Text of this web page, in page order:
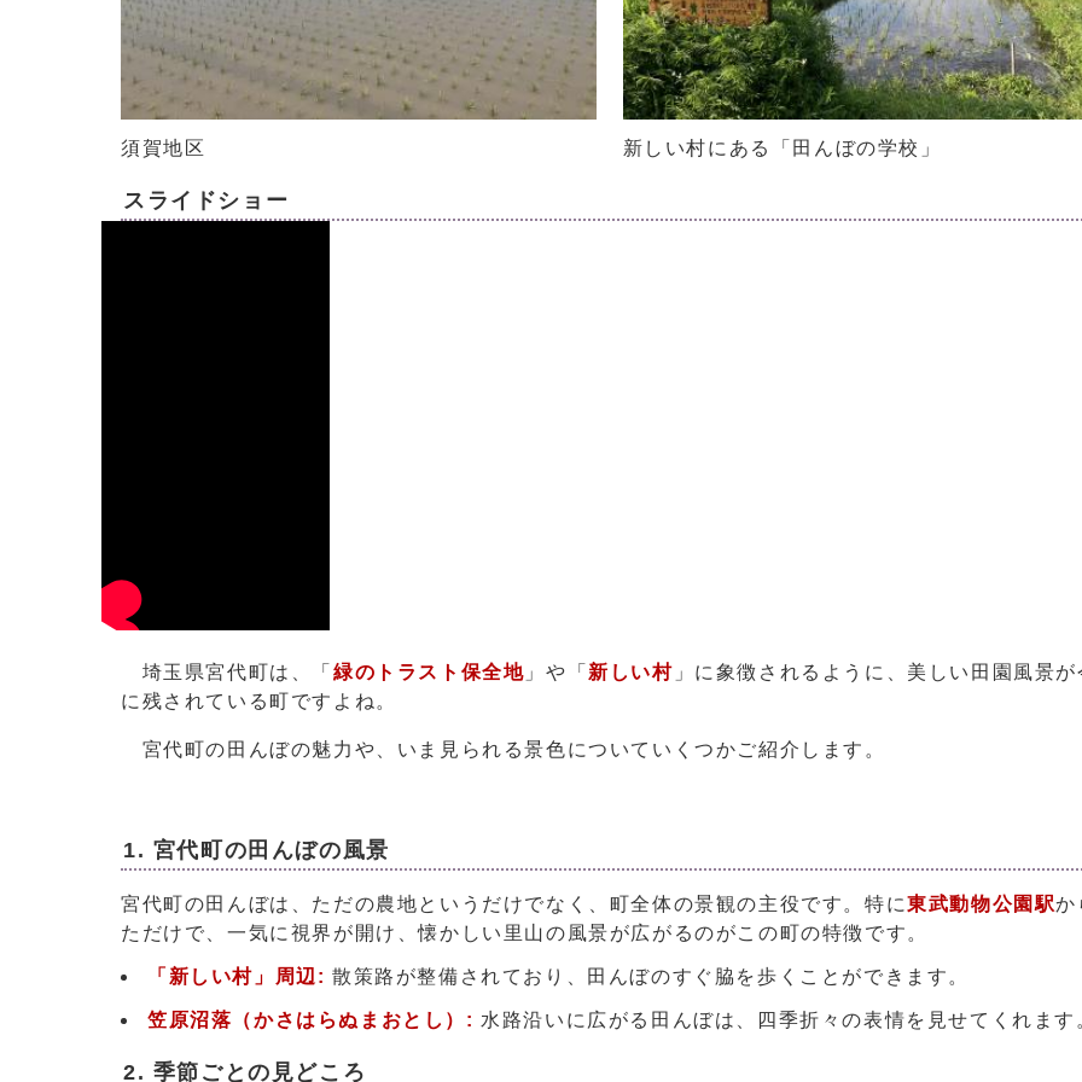
須賀地区 新しい村にある「田んぼの学校」
スライドショー
埼玉県宮代町は、「 緑のトラスト保全地 」や「 新しい村 」に象徴されるように、美しい田園風景が
に残されている町ですよね。
宮代町の田んぼの魅力や、いま見られる景色についていくつかご紹介します。
1. 宮代町の田んぼの風景
宮代町の田んぼは、ただの農地というだけでなく、町全体の景観の主役です。特に東武動物公園駅か
ただけで、一気に視界が開け、懐かしい里山の風景が広がるのがこの町の特徴です。
「新しい村」周辺 : 散策路が整備されており、田んぼのすぐ脇を歩くことができます。
笠原沼落（かさはらぬまおとし） : 水路沿いに広がる田んぼは、四季折々の表情を見せてくれます
2. 季節ごとの見どころ